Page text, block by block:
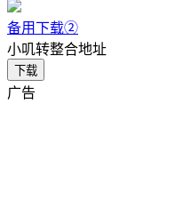
备用下载②
小叽转整合地址
下载
广告